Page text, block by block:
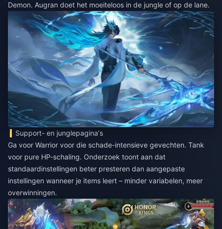
Demon. Augran doet het moeiteloos in de jungle of op de lane.
Support- en junglepagina's
Ga voor Warrior voor die schade-intensieve gevechten. Tank
voor pure HP-schaling. Onderzoek toont aan dat
standaardinstellingen beter presteren dan aangepaste
instellingen wanneer je items leert – minder variabelen, meer
overwinningen.